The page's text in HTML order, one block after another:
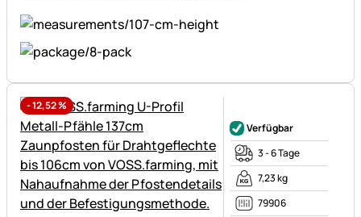
-12,52%
Verfügbar
3 - 6 Tage
7,23 kg
79906